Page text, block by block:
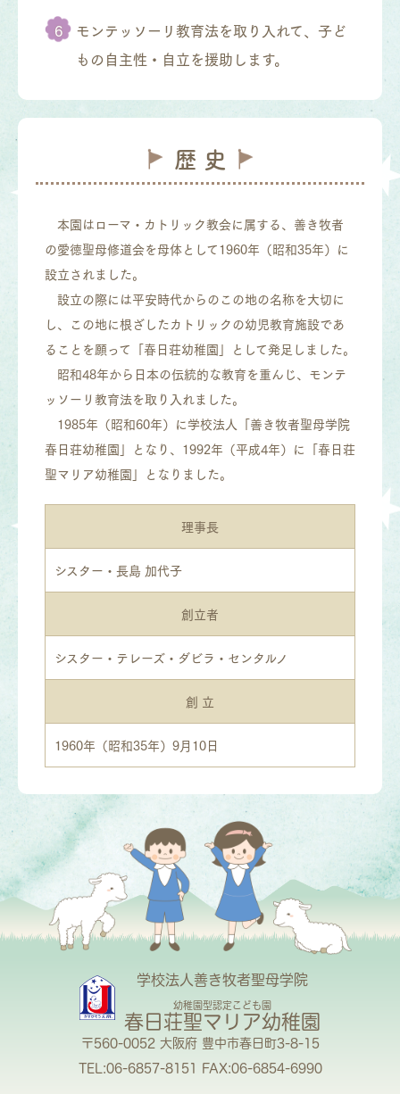
モンテッソーリ教育法を取り入れて、子ど
もの自主性・自立を援助します。
歴 史
本園はローマ・カトリック教会に属する、善き牧者
の愛徳聖母修道会を母体として1960年（昭和35年）に
設立されました。
設立の際には平安時代からのこの地の名称を大切に
し、この地に根ざしたカトリックの幼児教育施設であ
ることを願って「春日荘幼稚園」として発足しました。
昭和48年から日本の伝統的な教育を重んじ、モンテ
ッソーリ教育法を取り入れました。
1985年（昭和60年）に学校法人「善き牧者聖母学院
春日荘幼稚園」となり、1992年（平成4年）に「春日荘
聖マリア幼稚園」となりました。
理事長
シスター・長島 加代子
創立者
シスター・テレーズ・ダビラ・センタルノ
創 立
1960年（昭和35年）9月10日
学校法人善き牧者聖母学院
幼稚園型認定こども園
春日荘聖マリア幼稚園
〒560-0052 大阪府 豊中市春日町3-8-15
TEL:06-6857-8151 FAX:06-6854-6990